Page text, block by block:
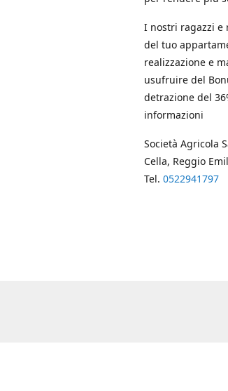
I nostri ragazzi e
del tuo
realizzazione e
usufruire del
detrazione del
informazioni
Società Agricola
Cella, Reggio
Tel. 0522941797